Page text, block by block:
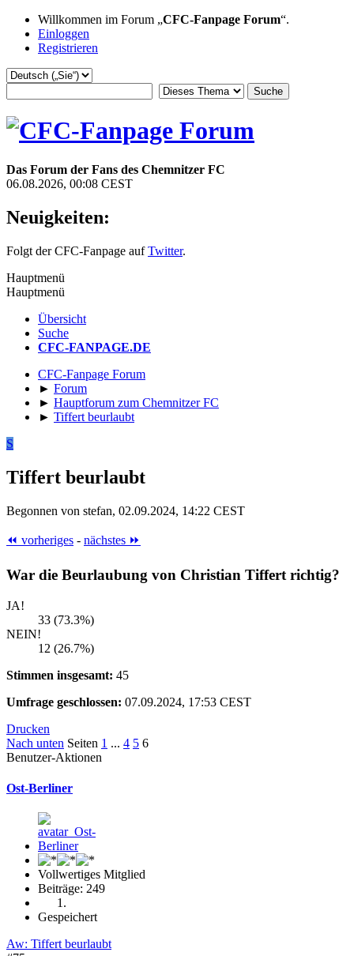
Willkommen im Forum „CFC-Fanpage Forum“.
Einloggen
Registrieren
Das Forum der Fans des Chemnitzer FC
06.08.2026, 00:08 CEST
Neuigkeiten:
Folgt der CFC-Fanpage aufTwitter.
Hauptmenü
Hauptmenü
Übersicht
Suche
CFC-FANPAGE.DE
CFC-Fanpage Forum
► Forum
► Hauptforum zum Chemnitzer FC
► Tiffert beurlaubt
S
Tiffert beurlaubt
Begonnen von stefan, 02.09.2024, 14:22 CEST
⏪ vorheriges - nächstes ⏩
War die Beurlaubung von Christian Tiffert richtig?
JA!
33 (73.3%)
NEIN!
12 (26.7%)
Stimmen insgesamt: 45
Umfrage geschlossen: 07.09.2024, 17:53 CEST
Drucken
Nach unten Seiten 1 ... 4 5 6
Benutzer-Aktionen
Ost-Berliner
Vollwertiges Mitglied
Beiträge: 249
Gespeichert
Aw: Tiffert beurlaubt